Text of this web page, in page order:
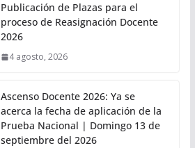
Publicación de Plazas para el
proceso de Reasignación Docente
2026
4 agosto, 2026
Ascenso Docente 2026: Ya se
acerca la fecha de aplicación de la
Prueba Nacional | Domingo 13 de
septiembre del 2026